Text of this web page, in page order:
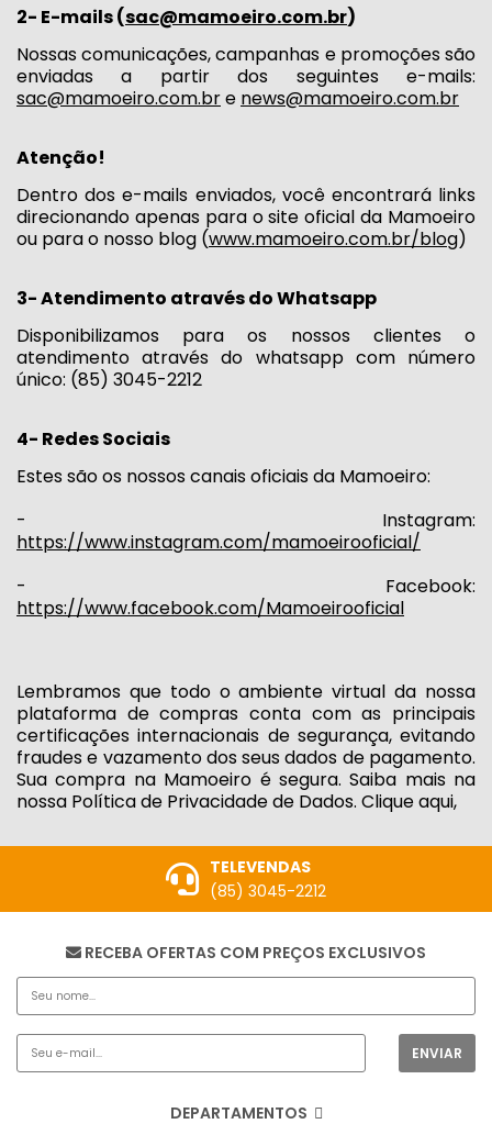
2- E-mails (sac@mamoeiro.com.br)
Nossas comunicações, campanhas e promoções são
enviadas a partir dos seguintes e-mails:
sac@mamoeiro.com.bre news@mamoeiro.com.br
Atenção!
Dentro dos e-mails enviados, você encontrará links
direcionando apenas para o site oficial da Mamoeiro
ou para o nosso blog (www.mamoeiro.com.br/blog)
3- Atendimento através do Whatsapp
Disponibilizamos para os nossos clientes o
atendimento através do whatsapp com número
único: (85) 3045-2212
4- Redes Sociais
Estes são os nossos canais oficiais da Mamoeiro:
- Instagram:
https://www.instagram.com/mamoeirooficial/
- Facebook:
https://www.facebook.com/Mamoeirooficial
Lembramos que todo o ambiente virtual da nossa
plataforma de compras conta com as principais
certificações internacionais de segurança, evitando
fraudes e vazamento dos seus dados de pagamento.
Sua compra na Mamoeiro é segura. Saiba mais na
nossa Política de Privacidade de Dados. Clique aqui,
TELEVENDAS
(85) 3045-2212
RECEBA OFERTAS COM PREÇOS EXCLUSIVOS
DEPARTAMENTOS